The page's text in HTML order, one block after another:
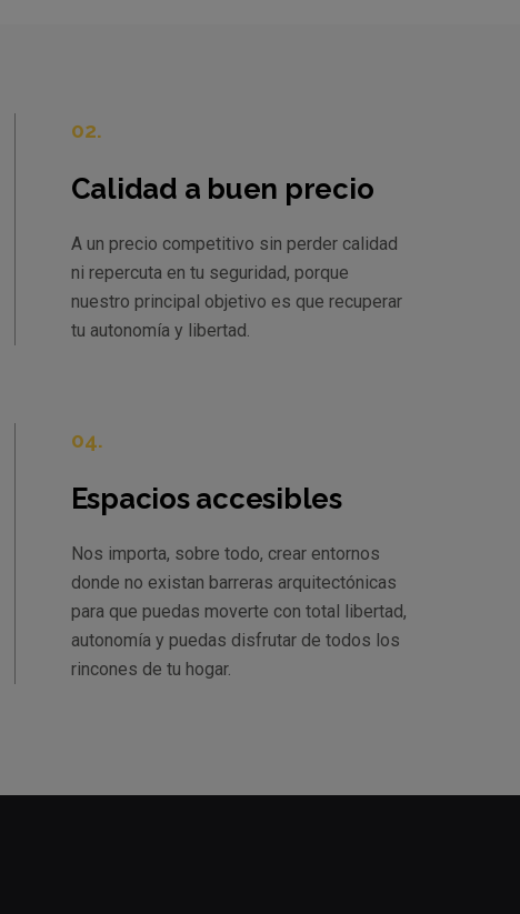
02.
Calidad a buen precio
A un precio competitivo sin perder calidad
ni repercuta en tu seguridad, porque
nuestro principal objetivo es que recuperar
tu autonomía y libertad.
04.
Espacios accesibles
Nos importa, sobre todo, crear entornos
donde no existan barreras arquitectónicas
para que puedas moverte con total libertad,
autonomía y puedas disfrutar de todos los
rincones de tu hogar.